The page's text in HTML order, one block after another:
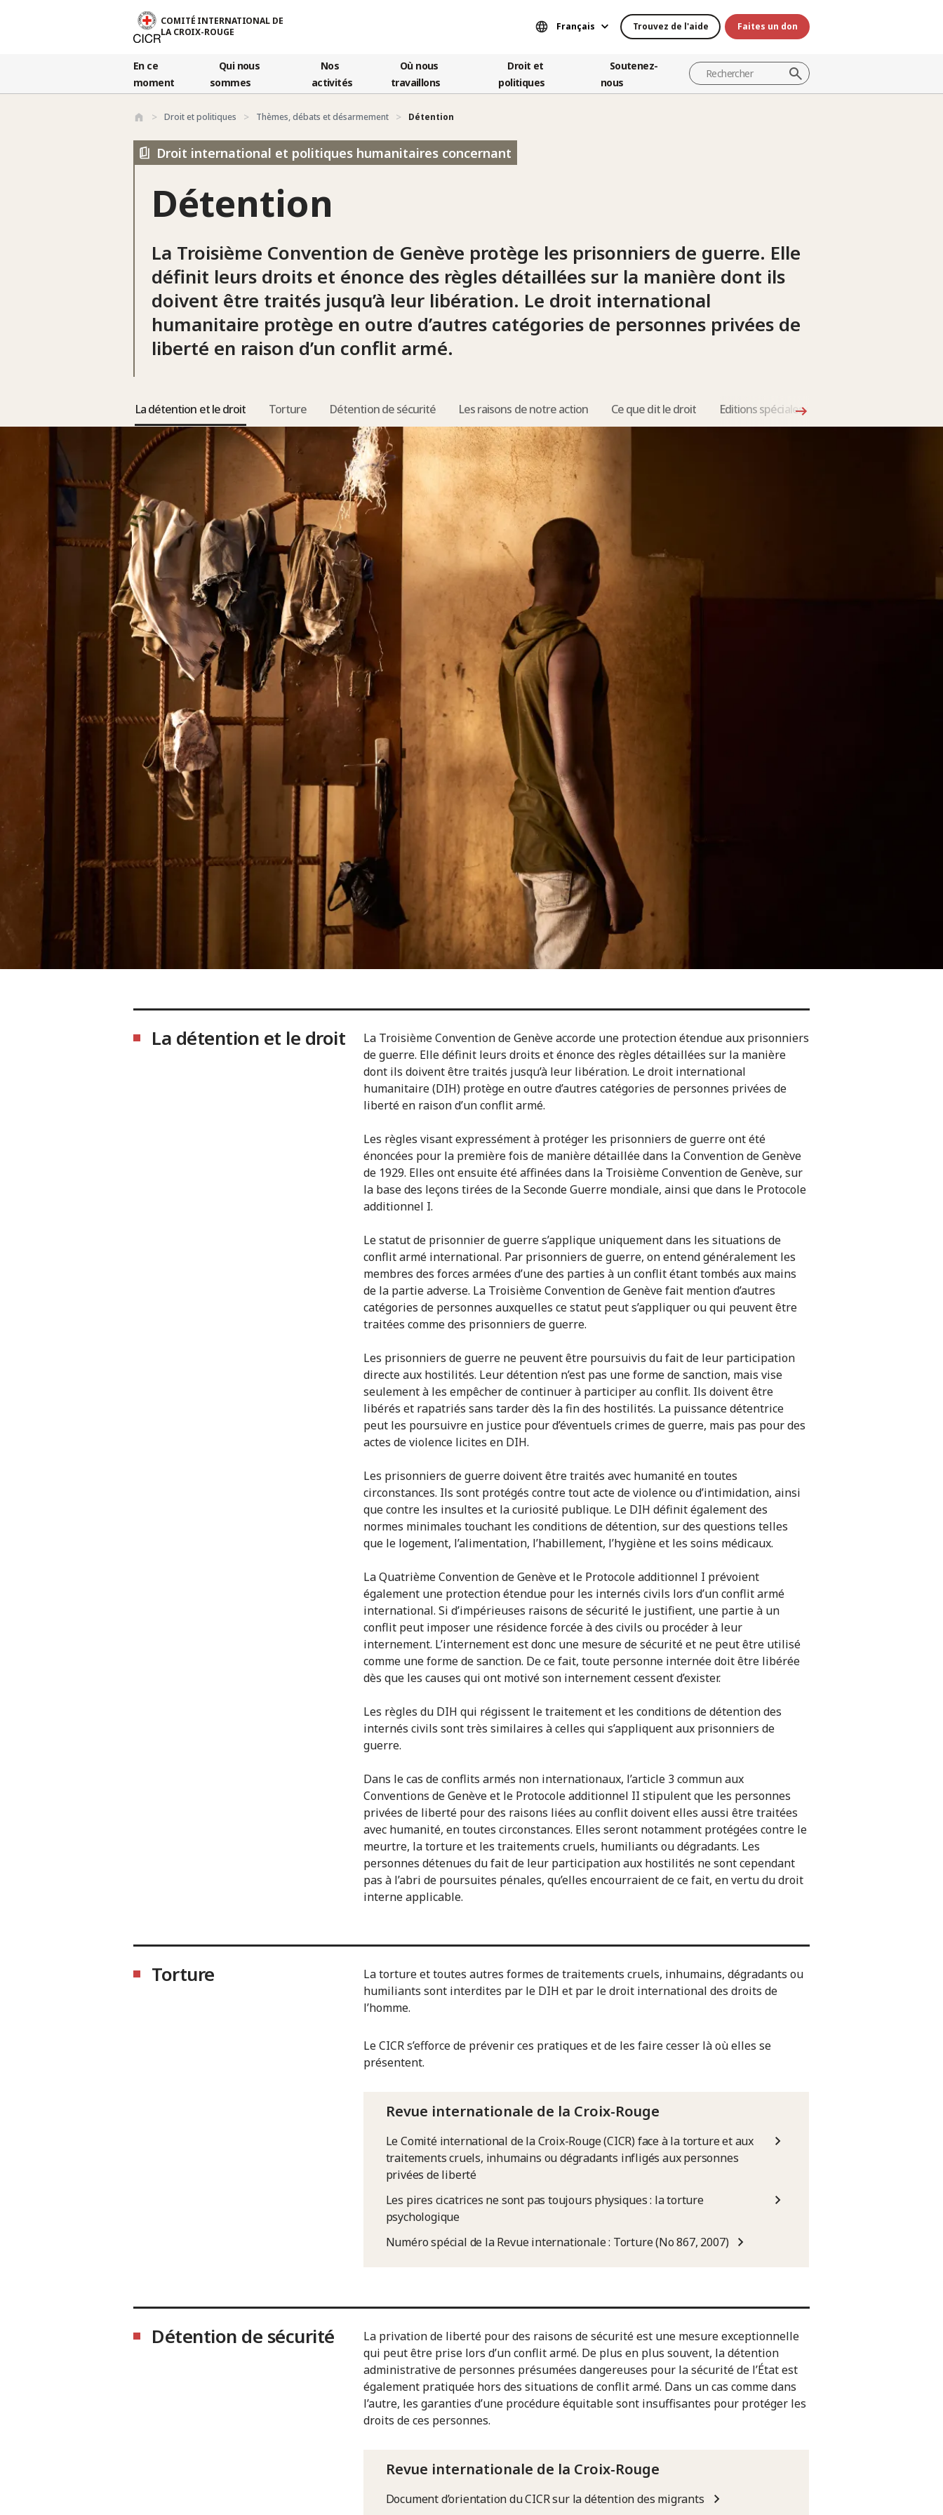
COMITÉ INTERNATIONAL DE
LA CROIX-ROUGE
Français Trouvez de l'aide Faites un don
En ce
moment
Qui nous
sommes
Nos
activités
Où nous
travaillons
Droit et
politiques
Soutenez-
nous
Droit et politiques Thèmes, débats et désarmement Détention
Droit international et politiques humanitaires concernant
Détention
La Troisième Convention de Genève protège les prisonniers de guerre. Elle
définit leurs droits et énonce des règles détaillées sur la manière dont ils
doivent être traités jusqu’à leur libération. Le droit international
humanitaire protège en outre d’autres catégories de personnes privées de
liberté en raison d’un conflit armé.
La détention et le droit Torture Détention de sécurité Les raisons de notre action Ce que dit le droit Editions spéciales de la Revue internationale
La détention et le droit
La Troisième Convention de Genève accorde une protection étendue aux prisonniers
de guerre. Elle définit leurs droits et énonce des règles détaillées sur la manière
dont ils doivent être traités jusqu’à leur libération. Le droit international
humanitaire (DIH) protège en outre d’autres catégories de personnes privées de
liberté en raison d’un conflit armé.
Les règles visant expressément à protéger les prisonniers de guerre ont été
énoncées pour la première fois de manière détaillée dans la Convention de Genève
de 1929. Elles ont ensuite été affinées dans la Troisième Convention de Genève, sur
la base des leçons tirées de la Seconde Guerre mondiale, ainsi que dans le Protocole
additionnel I.
Le statut de prisonnier de guerre s’applique uniquement dans les situations de
conflit armé international. Par prisonniers de guerre, on entend généralement les
membres des forces armées d’une des parties à un conflit étant tombés aux mains
de la partie adverse. La Troisième Convention de Genève fait mention d’autres
catégories de personnes auxquelles ce statut peut s’appliquer ou qui peuvent être
traitées comme des prisonniers de guerre.
Les prisonniers de guerre ne peuvent être poursuivis du fait de leur participation
directe aux hostilités. Leur détention n’est pas une forme de sanction, mais vise
seulement à les empêcher de continuer à participer au conflit. Ils doivent être
libérés et rapatriés sans tarder dès la fin des hostilités. La puissance détentrice
peut les poursuivre en justice pour d’éventuels crimes de guerre, mais pas pour des
actes de violence licites en DIH.
Les prisonniers de guerre doivent être traités avec humanité en toutes
circonstances. Ils sont protégés contre tout acte de violence ou d’intimidation, ainsi
que contre les insultes et la curiosité publique. Le DIH définit également des
normes minimales touchant les conditions de détention, sur des questions telles
que le logement, l’alimentation, l’habillement, l’hygiène et les soins médicaux.
La Quatrième Convention de Genève et le Protocole additionnel I prévoient
également une protection étendue pour les internés civils lors d’un conflit armé
international. Si d’impérieuses raisons de sécurité le justifient, une partie à un
conflit peut imposer une résidence forcée à des civils ou procéder à leur
internement. L’internement est donc une mesure de sécurité et ne peut être utilisé
comme une forme de sanction. De ce fait, toute personne internée doit être libérée
dès que les causes qui ont motivé son internement cessent d’exister.
Les règles du DIH qui régissent le traitement et les conditions de détention des
internés civils sont très similaires à celles qui s’appliquent aux prisonniers de
guerre.
Dans le cas de conflits armés non internationaux, l’article 3 commun aux
Conventions de Genève et le Protocole additionnel II stipulent que les personnes
privées de liberté pour des raisons liées au conflit doivent elles aussi être traitées
avec humanité, en toutes circonstances. Elles seront notamment protégées contre le
meurtre, la torture et les traitements cruels, humiliants ou dégradants. Les
personnes détenues du fait de leur participation aux hostilités ne sont cependant
pas à l’abri de poursuites pénales, qu’elles encourraient de ce fait, en vertu du droit
interne applicable.
Torture
La torture et toutes autres formes de traitements cruels, inhumains, dégradants ou
humiliants sont interdites par le DIH et par le droit international des droits de
l’homme.
Le CICR s’efforce de prévenir ces pratiques et de les faire cesser là où elles se
présentent.
Revue internationale de la Croix-Rouge
Le Comité international de la Croix-Rouge (CICR) face à la torture et aux
traitements cruels, inhumains ou dégradants infligés aux personnes
privées de liberté
Les pires cicatrices ne sont pas toujours physiques : la torture
psychologique
Numéro spécial de la Revue internationale : Torture (No 867, 2007)
Détention de sécurité
La privation de liberté pour des raisons de sécurité est une mesure exceptionnelle
qui peut être prise lors d’un conflit armé. De plus en plus souvent, la détention
administrative de personnes présumées dangereuses pour la sécurité de l’État est
également pratiquée hors des situations de conflit armé. Dans un cas comme dans
l’autre, les garanties d’une procédure équitable sont insuffisantes pour protéger les
droits de ces personnes.
Revue internationale de la Croix-Rouge
Document d’orientation du CICR sur la détention des migrants